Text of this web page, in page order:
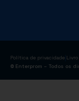
Política de privacidade
© Enterprom – Todos os